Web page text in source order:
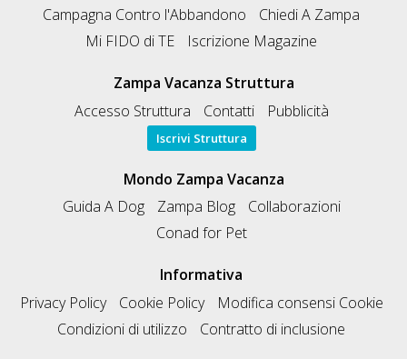
Campagna Contro l'Abbandono
Chiedi A Zampa
Mi FIDO di TE
Iscrizione Magazine
Zampa Vacanza Struttura
Accesso Struttura
Contatti Pubblicità
Iscrivi Struttura
Mondo Zampa Vacanza
Guida A Dog
Zampa Blog
Collaborazioni
Conad for Pet
Informativa
Privacy Policy
Cookie Policy
Modifica consensi Cookie
Condizioni di utilizzo
Contratto di inclusione